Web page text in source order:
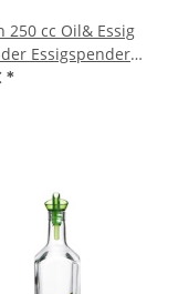
Oil& Essig
Essigspender
Essigbehälter
*